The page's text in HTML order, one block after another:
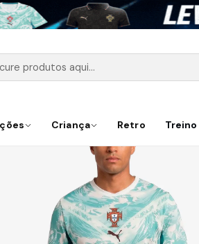
Início Seleções
Criança Retro Treino